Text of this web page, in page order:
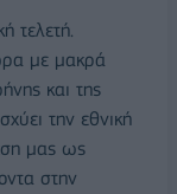
τελετή.
με μακρά
και της
την εθνική
μας ως
στην